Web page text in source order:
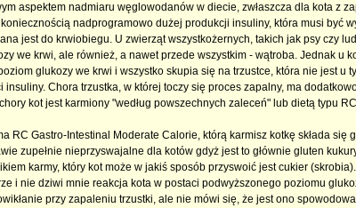
aspektem nadmiaru węglowodanów w diecie, zwłaszcza dla kota z
koniecznością nadprogramowo dużej produkcji insuliny, która musi być
jest do krwiobiegu. U zwierząt wszystkożernych, takich jak psy czy
we krwi, ale również, a nawet przede wszystkim - wątroba. Jednak u
glukozy we krwi i wszystko skupia się na trzustce, która nie jest u
insuliny. Chora trzustka, w której toczy się proces zapalny, ma
kot jest karmiony "według powszechnych zaleceń" lub dietą typu
RC Gastro-Intestinal Moderate Calorie, którą karmisz kotkę składa się
zupełnie nieprzyswajalne dla kotów gdyż jest to głównie gluten
karmy, który kot może w jakiś sposób przyswoić jest cukier
i nie dziwi mnie reakcja kota w postaci podwyższonego poziomu
przy zapaleniu trzustki, ale nie mówi się, że jest ono